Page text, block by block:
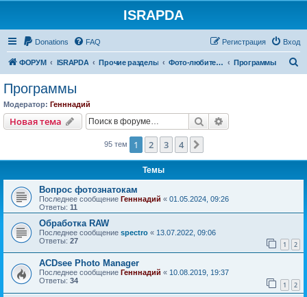
ISRAPDA
Donations FAQ Вход
Регистрация
ФОРУМ ISRAPDA Прочие разделы Фото-любителям Программы
Программы
Модератор: Генннадий
Новая тема
Новаятема Поиск
95 тем 1 2 3 4
Темы
Вопрос фотознатокам
Последнее сообщение Генннадий « 01.05.2024, 09:26
Ответы: 11
Обработка RAW
Последнее сообщение spectro « 13.07.2022, 09:06
Ответы: 27 1 2
ACDsee Photo Manager
Последнее сообщение Генннадий « 10.08.2019, 19:37
Ответы: 34 1 2